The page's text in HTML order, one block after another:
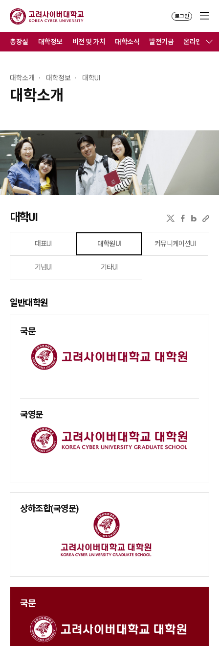
로그인
대학소개
대학소개 대학정보 대학UI
총장실 대학정보 비전 및 가치 대학소식 발전기금 온라인홍보
대학UI
대표UI 대학원UI 커뮤니케이션UI
기념UI 기타UI
일반대학원
국문
국영문
상하조합(국영문)
국문